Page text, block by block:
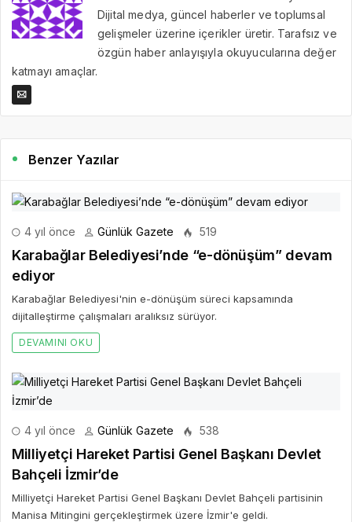
Dijital medya, güncel haberler ve toplumsal
gelişmeler üzerine içerikler üretir. Tarafsız ve
özgün haber anlayışıyla okuyucularına değer
katmayı amaçlar.
Benzer Yazılar
4 yıl önce Günlük Gazete 519
Karabağlar Belediyesi’nde “e-dönüşüm” devam
ediyor
Karabağlar Belediyesi'nin e-dönüşüm süreci kapsamında
dijitalleştirme çalışmaları aralıksız sürüyor.
DEVAMINI OKU
4 yıl önce Günlük Gazete 538
Milliyetçi Hareket Partisi Genel Başkanı Devlet
Bahçeli İzmir’de
Milliyetçi Hareket Partisi Genel Başkanı Devlet Bahçeli partisinin
Manisa Mitingini gerçekleştirmek üzere İzmir'e geldi.